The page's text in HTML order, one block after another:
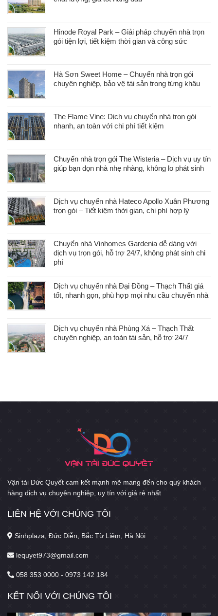
Hinode Royal Park – Giải pháp chuyển nhà trọn
gói tiện lợi, tiết kiệm thời gian và công sức
Hà Sơn Sweet Home – Chuyển nhà trọn gói
chuyên nghiệp, bảo vệ tài sản trong từng khâu
The Flame Vine: Dịch vụ chuyển nhà trọn gói
nhanh, an toàn với chi phí tiết kiệm
Chuyển nhà trọn gói The Wisteria – Dịch vụ uy tín
giúp bạn dọn nhà nhẹ nhàng, không lo phát sinh
Dịch vụ chuyển nhà Hateco Apollo Xuân Phương
trọn gói – Tiết kiệm thời gian, chi phí hợp lý
Chuyển nhà Vinhomes Gardenia dễ dàng với
dịch vụ trọn gói, hỗ trợ 24/7, không phát sinh chi
phí
Dịch vụ chuyển nhà Đại Đồng – Thạch Thất giá
tốt, nhanh gọn, phù hợp mọi nhu cầu chuyển nhà
Dịch vụ chuyển nhà Phùng Xá – Thạch Thất
chuyên nghiệp, an toàn tài sản, hỗ trợ 24/7
Vận tải Đức Quyết cam kết mạnh mẽ mang đến cho quý khách
hàng dịch vụ chuyên nghiệp, uy tín với giá rẻ nhất
LIÊN HỆ VỚI CHÚNG TÔI
Sinhplaza, Đức Diễn, Bắc Từ Liêm, Hà Nội
lequyet973@gmail.com
058 353 0000 - 0973 142 184
KẾT NỐI VỚI CHÚNG TÔI